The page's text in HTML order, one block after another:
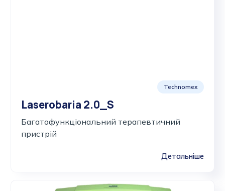
Technomex
Laserobaria 2.0_S
Багатофункціональний терапевтичний
пристрій
Детальніше